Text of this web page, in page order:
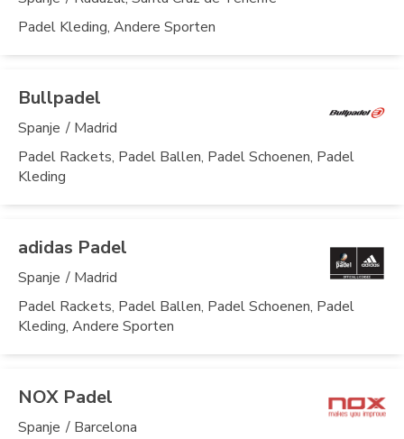
Padel Kleding, Andere Sporten
Bullpadel
Spanje / Madrid
Padel Rackets, Padel Ballen, Padel Schoenen, Padel
Kleding
adidas Padel
Spanje / Madrid
Padel Rackets, Padel Ballen, Padel Schoenen, Padel
Kleding, Andere Sporten
NOX Padel
Spanje / Barcelona